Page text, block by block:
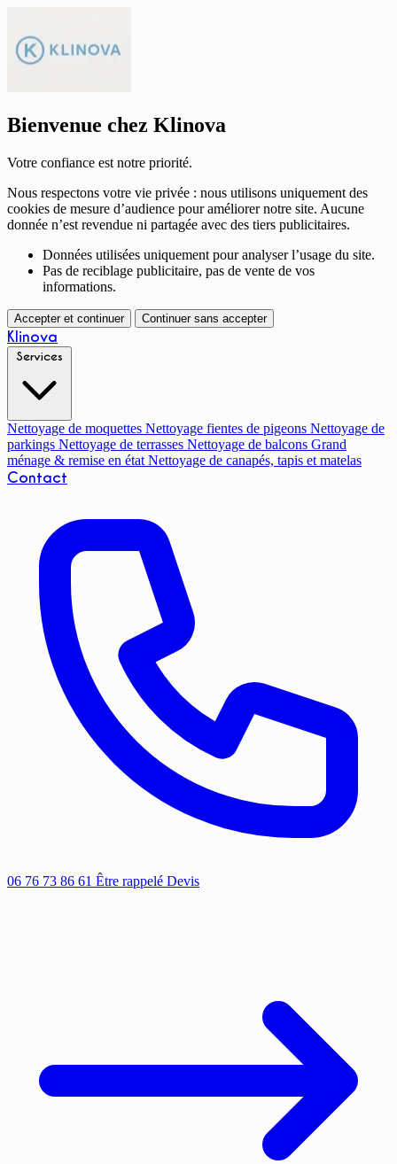
Bienvenue chez Klinova
Votre confiance est notre priorité.
Nous respectons votre vie privée : nous utilisons uniquement des
cookies de mesure d’audience pour améliorer notre site. Aucune
donnée n’est revendue ni partagée avec des tiers publicitaires.
Données utilisées uniquement pour analyser l’usage du site.
Pas de reciblage publicitaire, pas de vente de vos
informations.
Accepter et continuer Continuer sans accepter
Klinova
Nettoyage de moquettes Nettoyage fientes de pigeons Nettoyage de
parkings Nettoyage de terrasses Nettoyage de balcons Grand
ménage & remise en état Nettoyage de canapés, tapis et matelas
Contact
06 76 73 86 61 Être rappelé Devis